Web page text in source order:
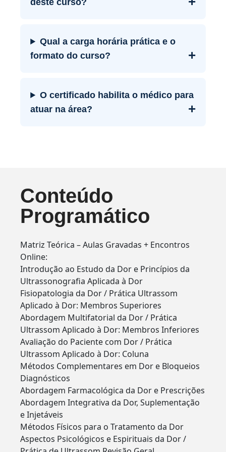
deste curso?
Qual a carga horária prática e o
formato do curso?
+
O certificado habilita o médico para
atuar na área?
+
Conteúdo
Programático
Matriz Teórica – Aulas Gravadas + Encontros
Online:
Introdução ao Estudo da Dor e Princípios da
Ultrassonografia Aplicada à Dor
Fisiopatologia da Dor / Prática Ultrassom
Aplicado à Dor: Membros Superiores
Abordagem Multifatorial da Dor / Prática
Ultrassom Aplicado à Dor: Membros Inferiores
Avaliação do Paciente com Dor / Prática
Ultrassom Aplicado à Dor: Coluna
Métodos Complementares em Dor e Bloqueios
Diagnósticos
Abordagem Farmacológica da Dor e Prescrições
Abordagem Integrativa da Dor, Suplementação
e Injetáveis
Métodos Físicos para o Tratamento da Dor
Aspectos Psicológicos e Espirituais da Dor /